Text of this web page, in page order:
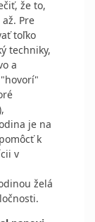
že to,
Pre
toľko
techniky,
a
je na
k
v
želá